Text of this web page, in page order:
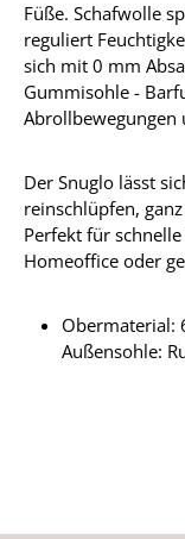
Füße. Schafwolle
reguliert
sich mit 0 mm
Gummisohle -
Der Snuglo lässt
reinschlüpfen,
Perfekt für
Homeoffice oder
Obermaterial:
Außensohle: